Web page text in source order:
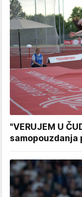
"VERUJEM U
samopouzdanja